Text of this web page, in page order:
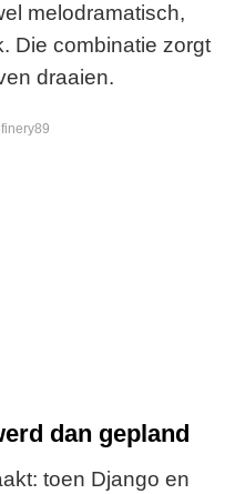
melodramatisch,
Die combinatie zorgt
draaien.
dan gepland
toen Django en